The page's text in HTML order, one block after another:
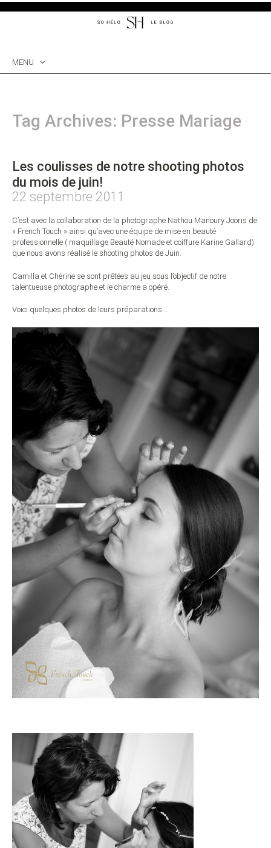
MENU
Tag Archives: Presse Mariage
Les coulisses de notre shooting photos
du mois de juin!
22 septembre 2011
C’est avec la collaboration de la photographe Nathou Manoury Jooris de
« French Touch » ainsi qu’avec une équipe de mise en beauté
professionnelle ( maquillage Beauté Nomade et coiffure Karine Gallard)
que nous avons réalisé le shooting photos de Juin.
Camilla et Chérine se sont prêtées au jeu sous l’objectif de notre
talentueuse photographe et le charme a opéré.
Voici quelques photos de leurs préparations…